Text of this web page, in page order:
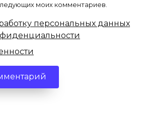
моих комментариев.
персональных данных